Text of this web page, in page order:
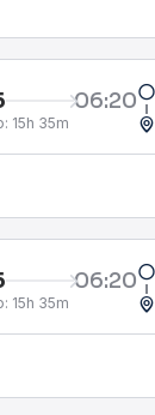
06:20
15h 35m
06:20
15h 35m